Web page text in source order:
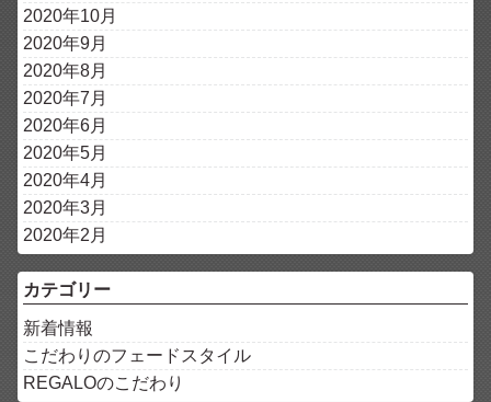
2020年10月
2020年9月
2020年8月
2020年7月
2020年6月
2020年5月
2020年4月
2020年3月
2020年2月
カテゴリー
新着情報
こだわりのフェードスタイル
REGALOのこだわり